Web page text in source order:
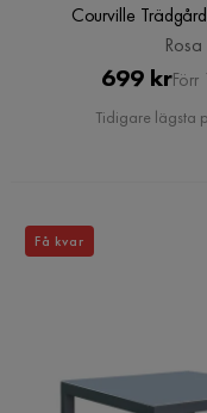
Courville
Rosa
699 kr
Tidigare lägsta
Få kvar